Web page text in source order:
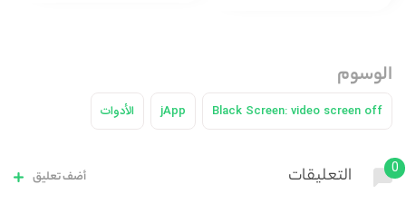
الوسوم
Black Screen: video screen off
jApp الأدوات
0 التعليقات أضف تعليق